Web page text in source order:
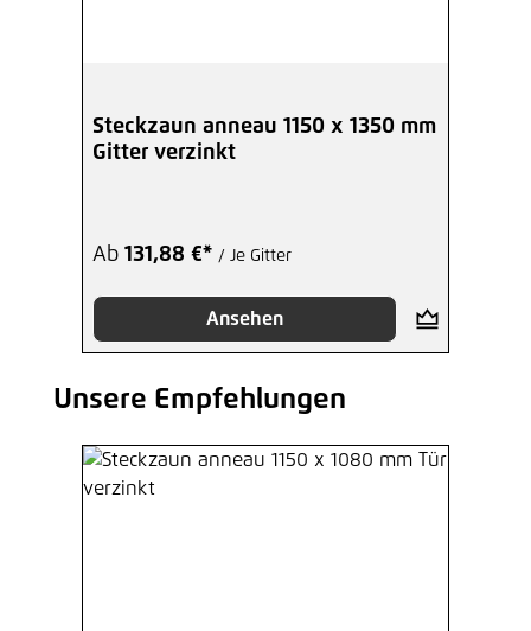
Steckzaun anneau 1150 x 1350 mm
Gitter verzinkt
Ab 131,88 €* / Je Gitter
Ansehen
Produktgalerie überspringen
Unsere Empfehlungen